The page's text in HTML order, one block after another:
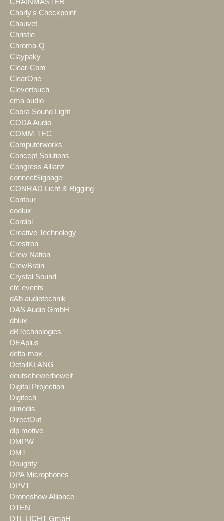
CHAINMASTER
Charly's Checkpoint
Chauvet
Christie
Chroma-Q
Claypaky
Clear-Com
ClearOne
Clevertouch
cma audio
Cobra Sound Light
CODA Audio
COMM-TEC
Computerworks
Concept Solutions
Congress Allianz
connectSignage
CONRAD Licht & Rigging
Contour
coolux
Cordial
Creative Technology
Crestron
Crew Nation
CrewBrain
Crystal Sound
ctc events
d&b audiotechnik
DAS Audio GmbH
dblux
dBTechnologies
DEAplus
delta-max
DetailKLANG
deutschewerbewelt
Digital Projection
Digitech
dimedis
DirectOut
dlp motive
DMPW
DMT
Doughty
DPA Microphones
DPVT
Droneshow Alliance
DTEN
DTL LICHT GmbH